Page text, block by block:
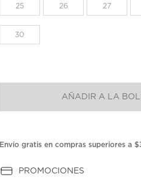
25 26 27
30
AÑADIR A LA
Envío gratis en compras superiores a
PROMOCIONES